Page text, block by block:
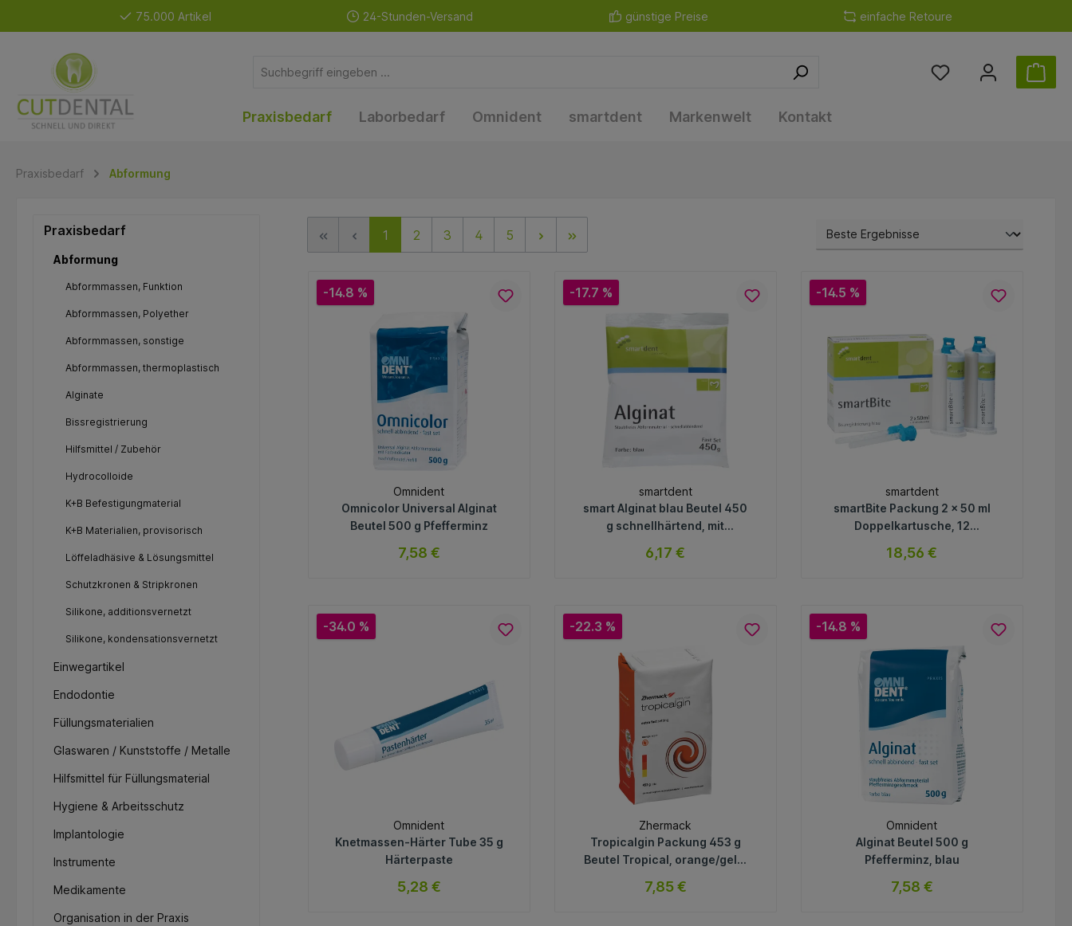
75.000 Artikel 24-Stunden-Versand günstige Preise einfache Retoure
Praxisbedarf Laborbedarf Omnident smartdent Markenwelt Kontakt
Praxisbedarf Abformung
Praxisbedarf
Abformung
Abformmassen, Funktion
Abformmassen, Polyether
Abformmassen, sonstige
Abformmassen, thermoplastisch
Alginate
Bissregistrierung
Hilfsmittel / Zubehör
Hydrocolloide
K+B Befestigungmaterial
K+B Materialien, provisorisch
Löffeladhäsive & Lösungsmittel
Schutzkronen & Stripkronen
Silikone, additionsvernetzt
Silikone, kondensationsvernetzt
Einwegartikel
Endodontie
Füllungsmaterialien
Glaswaren / Kunststoffe / Metalle
Hilfsmittel für Füllungsmaterial
Hygiene & Arbeitsschutz
Implantologie
Instrumente
Medikamente
Organisation in der Praxis
1 2 3 4 5
-14.8 %
Omnident
Omnicolor Universal Alginat
Beutel 500 g Pfefferminz
7,58 €
-17.7 %
smartdent
smart Alginat blau Beutel 450
g schnellhärtend, mit
6,17 €
In den Warenkorb
-14.5 %
smartdent
smartBite Packung 2 x 50 ml
Doppelkartusche, 12
18,56 €
In den Warenkorb
-34.0 %
Omnident
Knetmassen-Härter Tube 35 g
Härterpaste
5,28 €
-22.3 %
Zhermack
Tropicalgin Packung 453 g
Beutel Tropical, orange/gelb,
7,85 €
-14.8 %
Omnident
Alginat Beutel 500 g
Pfefferminz, blau
7,58 €